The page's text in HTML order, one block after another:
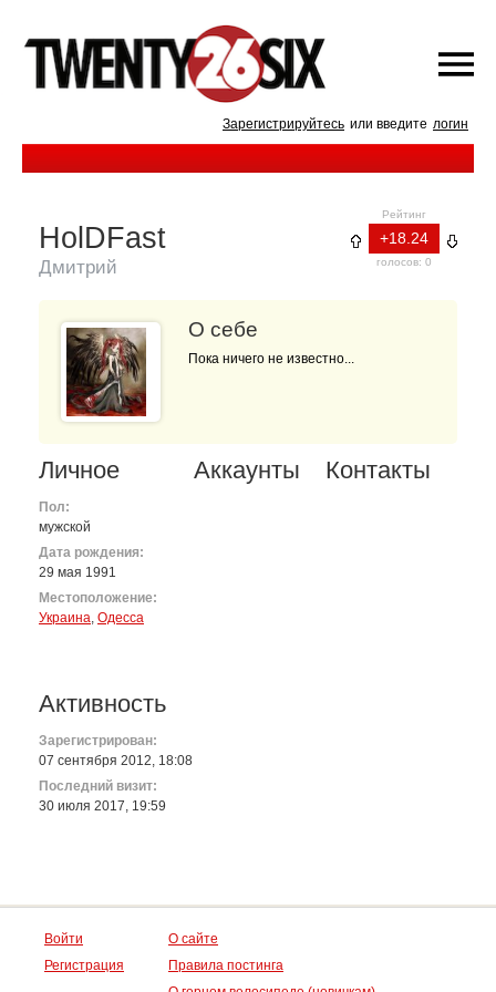
Зарегистрируйтесь или введите логин
Рейтинг
+18.24
голосов: 0
HolDFast
Дмитрий
О себе
Пока ничего не известно...
Личное
Пол:
мужской
Дата рождения:
29 мая 1991
Местоположение:
Украина, Одесса
Аккаунты Контакты
Активность
Зарегистрирован:
07 сентября 2012, 18:08
Последний визит:
30 июля 2017, 19:59
Войти
Регистрация
О сайте
Правила постинга